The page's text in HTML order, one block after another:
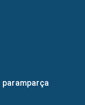
paramparça